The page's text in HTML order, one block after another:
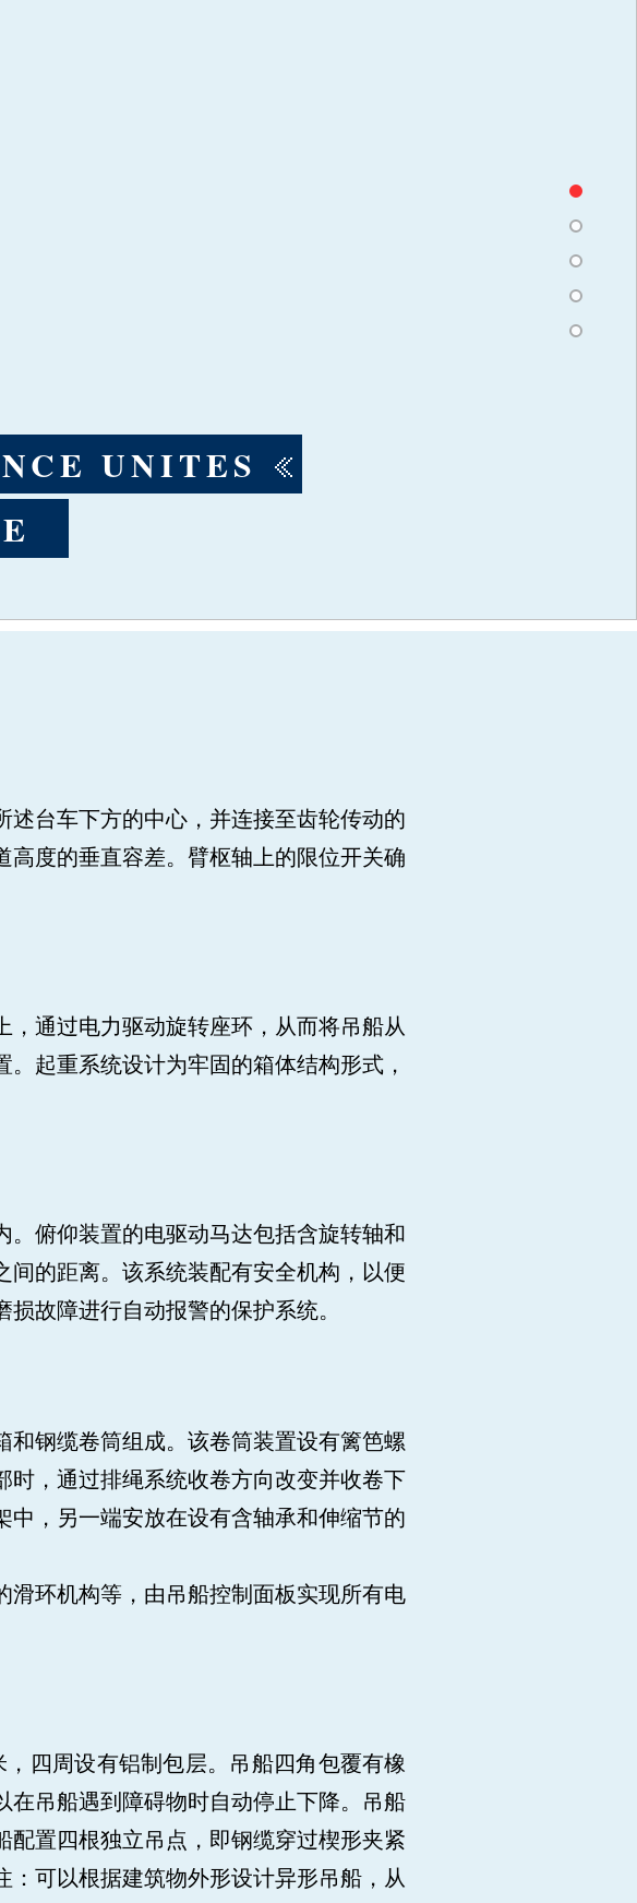
UNITES
UNITES
UNITES
UNITES
台车下方的中心，并连接至齿轮传动的
度的垂直容差。臂枢轴上的限位开关确
通过电力驱动旋转座环，从而将吊船从
起重系统设计为牢固的箱体结构形式，
俯仰装置的电驱动马达包括含旋转轴和
的距离。该系统装配有安全机构，以便
故障进行自动报警的保护系统。
钢缆卷筒组成。该卷筒装置设有篱笆螺
，通过排绳系统收卷方向改变并收卷下
，另一端安放在设有含轴承和伸缩节的
环机构等，由吊船控制面板实现所有电
四周设有铝制包层。吊船四角包覆有橡
在吊船遇到障碍物时自动停止下降。吊船
置四根独立吊点，即钢缆穿过楔形夹紧
可以根据建筑物外形设计异形吊船，从